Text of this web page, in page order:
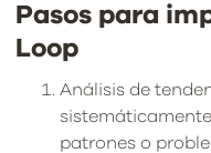
Pasos para
Loop
Análisis de
patrones o